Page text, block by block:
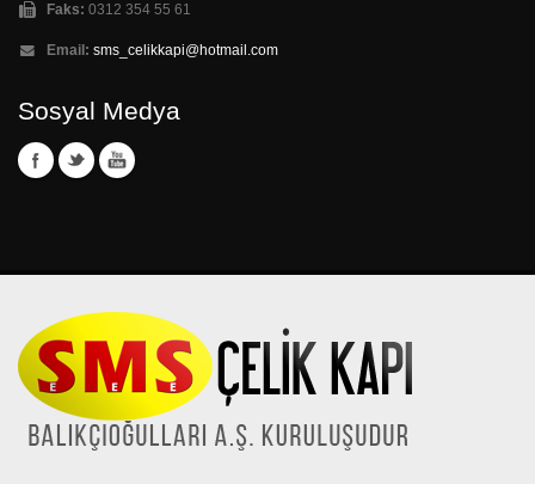
Faks: 0312 354 55 61
Email: sms_celikkapi@hotmail.com
Sosyal Medya